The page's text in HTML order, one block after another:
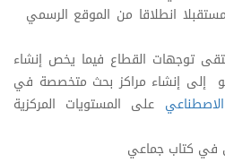
انطلاقا من الموقع الرسمي
توجهات القطاع فيما يخص إنشاء
إلى إنشاء مراكز بحث متخصصة في
على المستويات المركزية
في كتاب جماعي